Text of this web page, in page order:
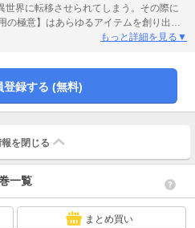
界に転移させられてしまう。その際に
の極意】はあらゆるアイテムを創り出
キルだった!忙しなく窮屈な生活から解放
早速スキルを使いこなしつつ、持ち前の
すぐに街の人々に受け入れられていくの
もので、本編内容は同一のものとなりま
もっと詳細を見る▼
登録する (無料)
を 閉じる
一覧
まとめ買い